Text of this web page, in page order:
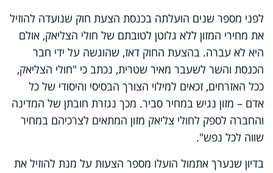
לפני מספר שנים הועלתה בכנסת הצעת חוק שנועדה להוזיל
את מחירי המזון ללא גלוטן לטובתם של חולי הצליאק, אולם
היא לא עברה. בהצעת החוק דאז, שהוגשה על ידי חבר
הכנסת והשר לשעבר מאיר שטרית, נכתב כי "חולי הצליאק,
ככל האזרחים, זכאים למילוי הצורך הבסיסי והיסודי של כל
אדם – מזון נגיש במחיר סביר. מכך נגזרת חובתן של המדינה
והחברה לספק לחולי צליאק מזון המתאים לצרכיהם במחיר
שווה לכל נפש".
בדיון שנערך אתמול הועלו מספר הצעות על מנת להוזיל את